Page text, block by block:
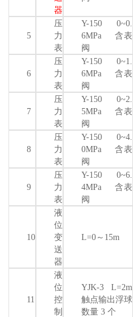
器
5
压
力
表
Y-150 0~0.
6MPa 含表
阀
6
压
力
表
Y-150 0~1.
6MPa 含表
阀
7
压
力
表
Y-150 0~2.
5MPa 含表
阀
8
压
力
表
Y-150 0~4.
0MPa 含表
阀
9
压
力
表
Y-150 0~6.
4MPa 含表
阀
10
液
位
变
送
器
L=0～15m
11
液
位
控
制
YJK-3 L=2m
触点输出浮球
数量 3 个